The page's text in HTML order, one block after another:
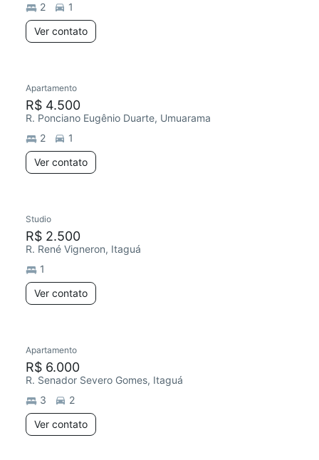
2
1
Ver contato
Apartamento
R$ 4.500
R. Ponciano Eugênio Duarte, Umuarama
2
1
Ver contato
Studio
R$ 2.500
R. René Vigneron, Itaguá
1
Ver contato
Apartamento
R$ 6.000
R. Senador Severo Gomes, Itaguá
3
2
Ver contato